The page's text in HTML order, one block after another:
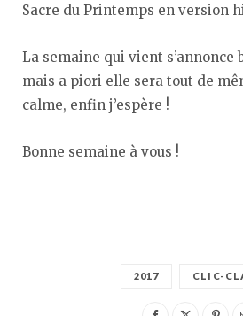
Sacre du Printemps en version
La semaine qui vient s’annonce
mais a piori elle sera tout de
calme, enfin j’espère !
Bonne semaine à vous !
2017 CLIC-